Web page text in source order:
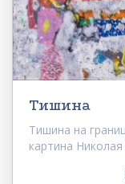
Тишина
Тишина на
картина Николая